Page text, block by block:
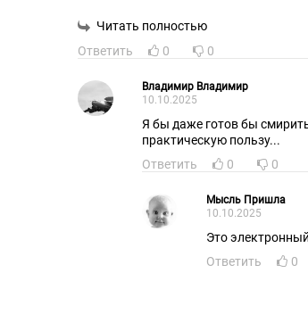
И что можно сказать о таких "работах"
Читать полностью
Ответить
0 0
Владимир Владимир
10.10.2025
Я бы даже готов бы
практическую пользу...
Ответить
0 0
Мысль Пришла
10.10.2025
Это
Ответить
0